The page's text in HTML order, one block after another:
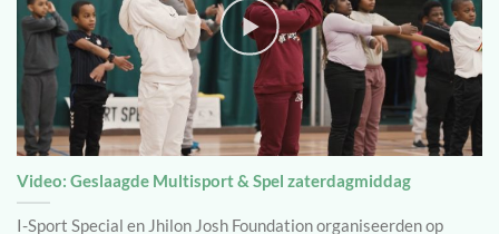
Video: Geslaagde Multisport & Spel zaterdagmiddag
I-Sport Special en Jhilon Josh Foundation organiseerden op